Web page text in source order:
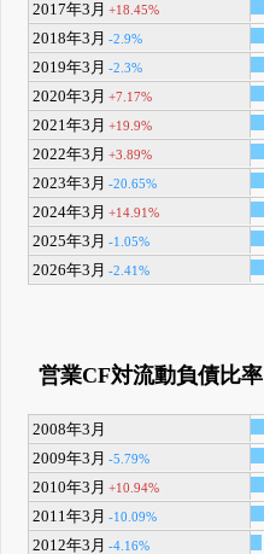
2017年3月 +18.45%
2018年3月 -2.9%
2019年3月 -2.3%
2020年3月 +7.17%
2021年3月 +19.9%
2022年3月 +3.89%
2023年3月 -20.65%
2024年3月 +14.91%
2025年3月 -1.05%
2026年3月 -2.41%
営業CF対流動負債比率
2008年3月
2009年3月 -5.79%
2010年3月 +10.94%
2011年3月 -10.09%
2012年3月 -4.16%